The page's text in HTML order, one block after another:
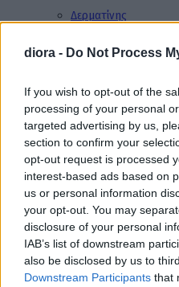
diora - Do Not Process
If you wish to opt-out of the
processing of your personal
targeted advertising by us,
section to confirm your
opt-out request is processed
interest-based ads based on
us or personal information
your opt-out. You may
disclosure of your personal
IAB’s list of downstream
also be disclosed by us to
Downstream Participants that
Δερματίνης
Τζιν
Υφασμάτινα
Φούστες
Πουκάμισα
Μπλούζες
Διάφορες Μπλούζες
Μάλλινες Μπλούζες
Πλεκτές Μπλούζες
Φούτερ Μπλούζες
Φορμές
Βελουτέ Φόρμες
Διάφορες Φόρμες
Φούτερ Φορμές
XL Μεγέθη
Πανωφόρια